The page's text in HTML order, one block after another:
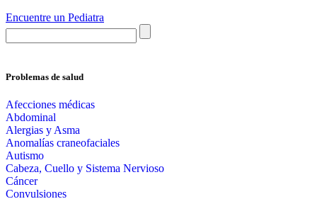
Encuentre un Pediatra
Problemas de salud
Afecciones médicas
Abdominal
Alergias y Asma
Anomalías craneofaciales
Autismo
Cabeza, Cuello y Sistema Nervioso
Cáncer
Convulsiones